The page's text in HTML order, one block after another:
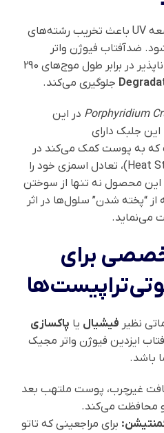
از دیدگاه بیولوژی سلولی، اشعه UV باعث تخریب رشته‌های
ضدآفتاب فیوژن واتر
مجیک با ایجاد یک سد نفوذناپذیر در برابر طول موج‌های 290
جلوگیری می‌کند.
Porphyridium در این
جلبک دارای
که به پوست کمک می‌کند در
شرایط استرس حرارتی (Heat Stress)، تعادل اسمزی خود را
این محصول نه تنها از سوختن
“پخته شدن” سلول‌ها در اثر
می‌نماید.
برای
نظیر فیشیال یا پاکسازی
ایزدین فیوژن واتر مجیک
باشد.
غیرچرب، پوست ملتهب بعد
و محافظت می‌کند.
برای مراجعینی که تاتو